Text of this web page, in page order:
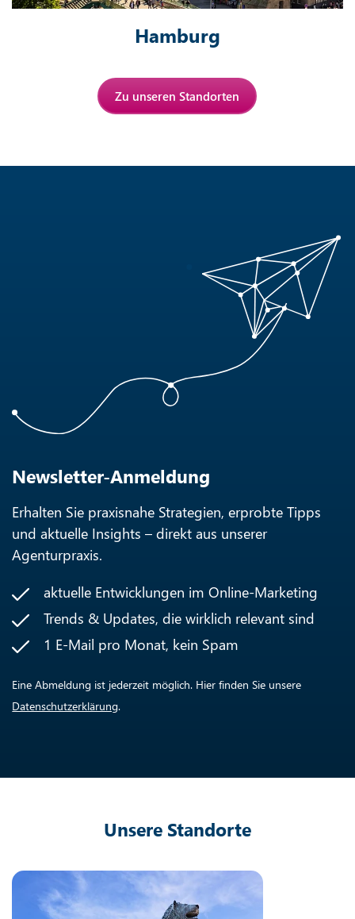
Hamburg
Zu unseren Standorten
Newsletter-Anmeldung
Erhalten Sie praxisnahe Strategien, erprobte Tipps
und aktuelle Insights – direkt aus unserer
Agenturpraxis.
aktuelle Entwicklungen im Online-Marketing
Trends & Updates, die wirklich relevant sind
1 E-Mail pro Monat, kein Spam
Eine Abmeldung ist jederzeit möglich. Hier finden Sie unsere
Datenschutzerklärung.
Unsere Standorte